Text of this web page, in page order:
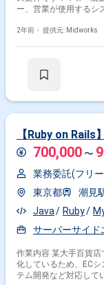
ー、営業が使用するシ
ズ販売のECサイトなど
ECサイトおよび社内
2年前・ 提供元: Midworks
【Ruby on Rails
700,000 〜
業務委託(フリ
東京都
潮見
Java
Ruby
サーバーサイド
作業内容 某大手百貨
化しているため、EC
テム開発など対応していただきます。 開発